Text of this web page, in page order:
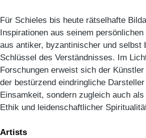
Für Schieles bis heute rätselhafte
Inspirationen aus seinem
aus antiker, byzantinischer und selbst
Schlüssel des Verständnisses. Im
Forschungen erweist sich der
der bestürzend eindringliche
Einsamkeit, sondern zugleich auch
Ethik und leidenschaftlicher
Artists